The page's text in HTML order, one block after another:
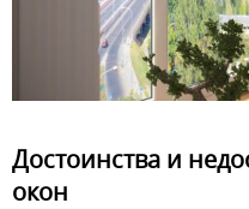
Достоинства и
окон